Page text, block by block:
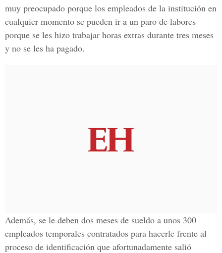
muy preocupado porque los empleados de la institución en
cualquier momento se pueden ir a un paro de labores
porque se les hizo trabajar horas extras durante tres meses
y no se les ha pagado.
Además, se le deben dos meses de sueldo a unos 300
empleados temporales contratados para hacerle frente al
proceso de identificación que afortunadamente salió